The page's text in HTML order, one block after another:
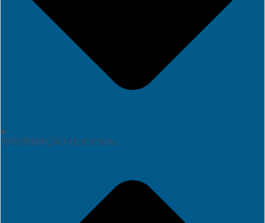
INFORMAÇÃO ADICIONAL